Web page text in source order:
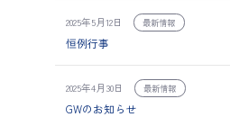
2025年5月12日 最新情報
恒例行事
2025年4月30日 最新情報
GWのお知らせ